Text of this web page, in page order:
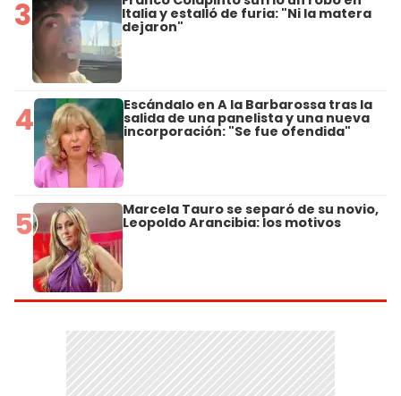
3 Italia y estalló de furia: "Ni la matera
dejaron"
4 Escándalo en A la Barbarossa tras la
salida de una panelista y una nueva
incorporación: "Se fue ofendida"
5 Marcela Tauro se separó de su novio,
Leopoldo Arancibia: los motivos